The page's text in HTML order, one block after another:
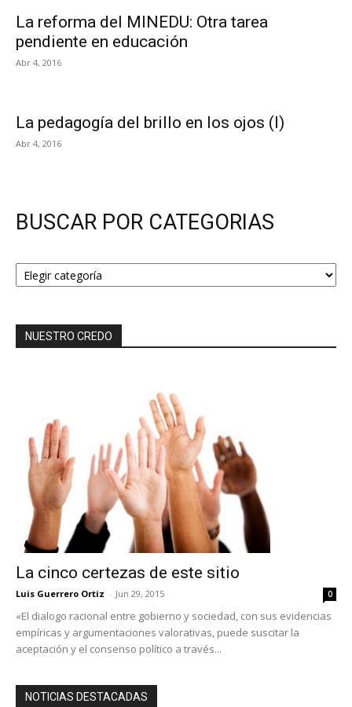
La reforma del MINEDU: Otra tarea
pendiente en educación
Abr 4, 2016
La pedagogía del brillo en los ojos (I)
Abr 4, 2016
BUSCAR POR CATEGORIAS
BUSCAR
POR
NUESTRO CREDO
La cinco certezas de este sitio
Luis Guerrero Ortiz - Jun 29, 2015 0
«El dialogo racional entre gobierno y sociedad, con sus evidencias
empíricas y argumentaciones valorativas, puede suscitar la
aceptación y el consenso político a través...
NOTICIAS DESTACADAS